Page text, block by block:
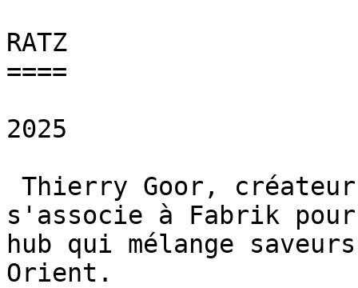
RATZ
====
2025
s'associe à Fabrik
hub qui mélange
Orient.